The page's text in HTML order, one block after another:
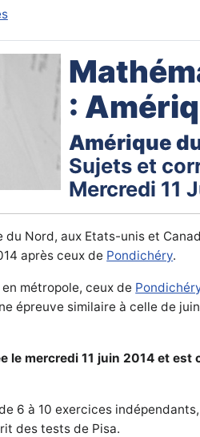
:
Amérique
Sujets et
Mercredi 11
Nord, aux Etats-unis et
après ceux de Pondichéry.
métropole, ceux de
épreuve similaire à celle de
le mercredi 11 juin 2014 et
6 à 10 exercices
des tests de Pisa.